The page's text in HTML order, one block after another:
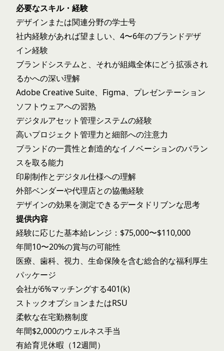
必要なスキル・経験
デザインまたは関連分野の学士号
社内経験があれば望ましい、4〜6年のブランドデザ
イン経験
ブランドシステムと、それが組織全体にどう拡張され
るかへの深い理解
Adobe Creative Suite、Figma、プレゼンテーション
ソフトウェアへの習熟
デジタルアセット管理システムの経験
高いプロジェクト管理力と細部への注意力
ブランドの一貫性と創造的なイノベーションのバラン
スを取る能力
印刷制作とデジタル仕様への理解
外部ベンダーや代理店との協働経験
デザインの効果を測定できるデータドリブンな思考
提供内容
経験に応じた基本給レンジ：$75,000〜$110,000
年間10〜20%の賞与の可能性
医療、歯科、視力、生命保険を含む総合的な福利厚生
パッケージ
会社が6%マッチングする401(k)
ストックオプションまたはRSU
柔軟な在宅勤務制度
年間$2,000のウェルネス手当
有給育児休暇（12週間）